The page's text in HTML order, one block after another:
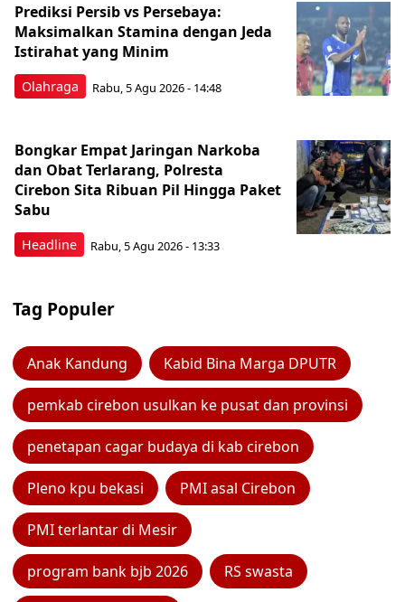
Olahraga
Prediksi Persib vs Persebaya:
Maksimalkan Stamina dengan Jeda
Istirahat yang Minim
Rabu, 5 Agu 2026 - 14:48
Headline
Bongkar Empat Jaringan Narkoba
dan Obat Terlarang, Polresta
Cirebon Sita Ribuan Pil Hingga Paket
Sabu
Rabu, 5 Agu 2026 - 13:33
Tag Populer
Anak Kandung Kabid Bina Marga DPUTR
pemkab cirebon usulkan ke pusat dan provinsi
penetapan cagar budaya di kab cirebon
Pleno kpu bekasi PMI asal Cirebon
PMI terlantar di Mesir
program bank bjb 2026 RS swasta